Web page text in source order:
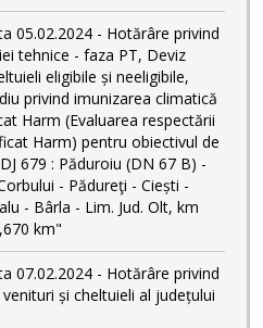
05.02.2024 - Hotărâre privind
tehnice - faza PT, Deviz
eligibile și neeligibile,
privind imunizarea climatică
Harm (Evaluarea respectării
Harm) pentru obiectivul de
679 : Păduroiu (DN 67 B) -
- Pădureţi - Ciești -
- Bârla - Lim. Jud. Olt, km
km"
07.02.2024 - Hotărâre privind
și cheltuieli al județului